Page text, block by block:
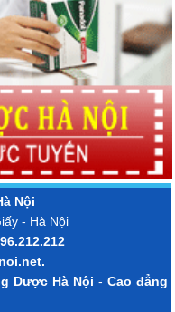
Nội
- Hà Nội
.
Dược Hà Nội -Cao đẳng